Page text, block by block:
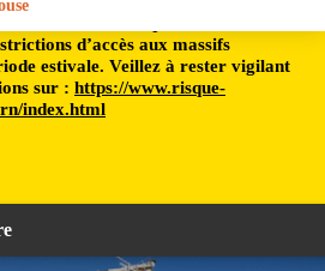
d’accès aux massifs
estivale. Veillez à rester vigilant
sur : https://www.risque-
index.html